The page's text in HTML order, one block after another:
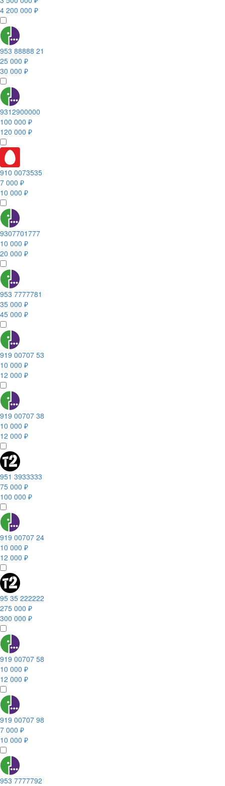
4 200 000 ₽
953 88888 21
25 000 ₽
30 000 ₽
9312900000
100 000 ₽
120 000 ₽
910 0073535
7 000 ₽
10 000 ₽
9307701777
10 000 ₽
20 000 ₽
953 7777781
35 000 ₽
45 000 ₽
919 00707 53
10 000 ₽
12 000 ₽
919 00707 38
10 000 ₽
12 000 ₽
951 3933333
75 000 ₽
100 000 ₽
919 00707 24
10 000 ₽
12 000 ₽
95 35 222222
275 000 ₽
300 000 ₽
919 00707 58
10 000 ₽
12 000 ₽
919 00707 98
7 000 ₽
10 000 ₽
953 7777792